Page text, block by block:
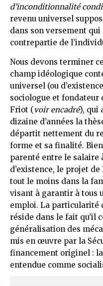
d’inconditionnalité
revenu universel
dans son versement
contrepartie de
Nous devons terminer
champ idéologique
universel (ou
sociologue et fondateur
Friot (voir encadré), qui
dizaine d’années la
départit nettement du
forme et sa finalité.
parenté entre le salaire
d’existence, le projet
tout le moins dans la
visant à garantir à tous
emploi. La particularité
réside dans le fait qu’il
généralisation des
mis en œuvre par la
financement originel :
entendue comme